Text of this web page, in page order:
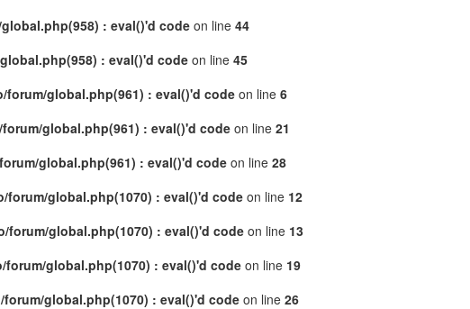
: eval()'d codeon line 44
: eval()'d codeon line 45
forum/global.php(961) : eval()'d codeon line 6
global.php(961) : eval()'d codeon line 21
global.php(961) : eval()'d codeon line 28
forum/global.php(1070) : eval()'d code on line 12
forum/global.php(1070) : eval()'d codeon line 13
forum/global.php(1070) : eval()'d codeon line 19
forum/global.php(1070) : eval()'d code on line 26